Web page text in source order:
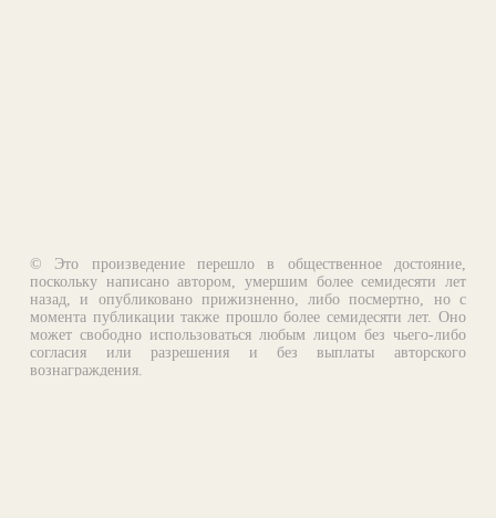
© Это произведение перешло в общественное достояние,
поскольку написано автором, умершим более семидесяти лет
назад, и опубликовано прижизненно, либо посмертно, но с
момента публикации также прошло более семидесяти лет. Оно
может свободно использоваться любым лицом без чьего-либо
согласия или разрешения и без выплаты авторского
вознаграждения.